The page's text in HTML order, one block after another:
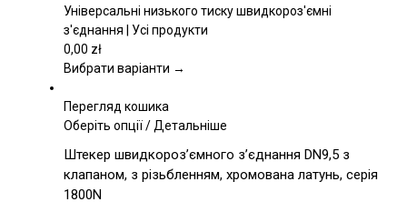
Параметри
можна
на
товару
Універсальні низького тиску швидкороз'ємні
з'єднання | Усі продукти
0,00 zł
Вибрати варіанти →
Перегляд кошика
Оберіть опціїЦей
має
кілька
/Детальніше
Штекер швидкороз’ємного з’єднання DN9,5 з
клапаном, з різьбленням, хромована латунь, серія
1800N